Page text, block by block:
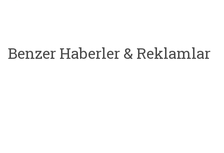
Benzer Haberler & Reklamlar